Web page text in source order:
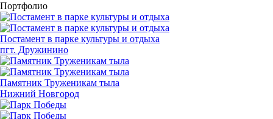
Портфолио
Постамент в парке культуры и отдыха
пгт. Дружинино
Памятник Труженикам тыла
Нижний Новгород